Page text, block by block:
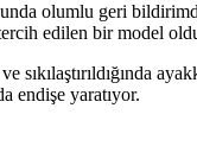
olumlu geri
edilen bir model
endişe yaratıyor.